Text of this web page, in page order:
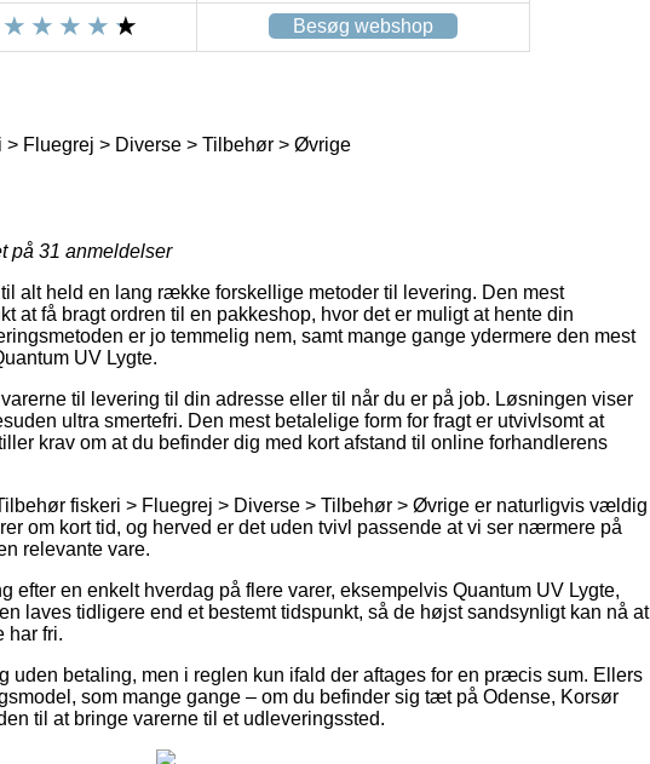
Besøg webshop
> Fluegrej > Diverse > Tilbehør > Øvrige
på 31 anmeldelser
alt held en lang række forskellige metoder til levering. Den mest
at få bragt ordren til en pakkeshop, hvor det er muligt at hente din
er jo temmelig nem, samt mange gange ydermere den mest
UV Lygte.
til levering til din adresse eller til når du er på job. Løsningen viser
ultra smertefri. Den mest betalelige form for fragt er utvivlsomt at
krav om at du befinder dig med kort afstand til online forhandlerens
fiskeri > Fluegrej > Diverse > Tilbehør > Øvrige er naturligvis vældig
om kort tid, og herved er det uden tvivl passende at vi ser nærmere på
relevante vare.
efter en enkelt hverdag på flere varer, eksempelvis Quantum UV Lygte,
laves tidligere end et bestemt tidspunkt, så de højst sandsynligt kan nå at
har fri.
uden betaling, men i reglen kun ifald der aftages for en præcis sum. Ellers
som mange gange – om du befinder sig tæt på Odense, Korsør
til at bringe varerne til et udleveringssted.